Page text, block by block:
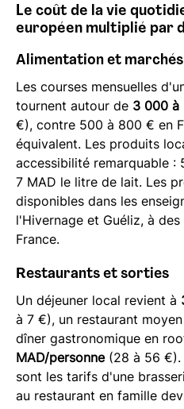
Le coût de la vie
européen multiplié par
Alimentation et marchés
Les courses mensuelles
tournent autour de 3 000 à
€), contre 500 à 800 € en
équivalent. Les produits
accessibilité remarquable :
7 MAD le litre de lait. Les
disponibles dans les
l'Hivernage et Guéliz, à
France.
Restaurants et sorties
Un déjeuner local revient à
à 7 €), un restaurant
dîner gastronomique en
MAD/personne(28 à 56 €).
sont les tarifs d'une
au restaurant en famille